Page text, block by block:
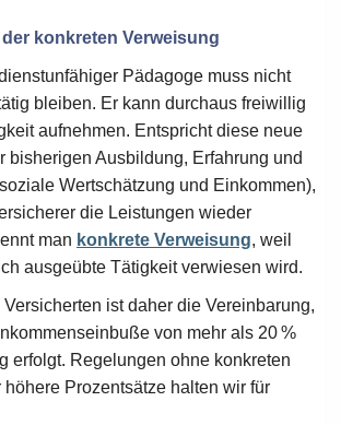
konkreten Verweisung
Pädagoge muss nicht
bleiben. Er kann durchaus freiwillig
aufnehmen. Entspricht diese neue
bisherigen Ausbildung, Erfahrung und
Wertschätzung und Einkommen),
die Leistungen wieder
man konkrete Verweisung, weil
ausgeübte Tätigkeit verwiesen wird.
ist daher die Vereinbarung,
von mehr als 20 %
erfolgt. Regelungen ohne konkreten
höhere Prozentsätze halten wir für